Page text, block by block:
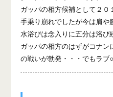
ガッパの相方候補として２０
手乗り崩れでしたが今は肩や
水浴びは念入りに五分は浴び
ガッパの相方のはずがコナ
の戦いが勃発・・・でもラブ